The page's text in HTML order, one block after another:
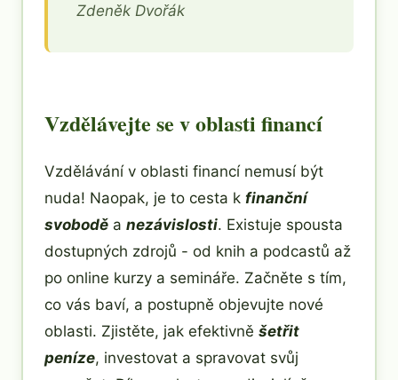
Zdeněk Dvořák
Vzdělávejte se v oblasti financí
Vzdělávání v oblasti financí nemusí být
nuda! Naopak, je to cesta k finanční
svobodě a nezávislosti. Existuje spousta
dostupných zdrojů - od knih a podcastů až
po online kurzy a semináře. Začněte s tím,
co vás baví, a postupně objevujte nové
oblasti. Zjistěte, jak efektivně šetřit
peníze, investovat a spravovat svůj